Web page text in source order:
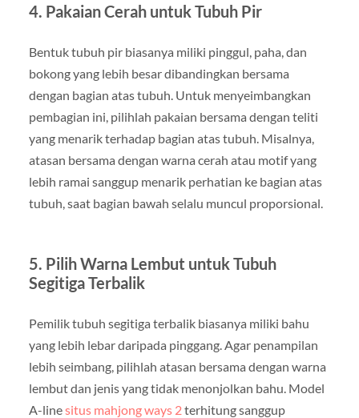
4. Pakaian Cerah untuk Tubuh Pir
Bentuk tubuh pir biasanya miliki pinggul, paha, dan
bokong yang lebih besar dibandingkan bersama
dengan bagian atas tubuh. Untuk menyeimbangkan
pembagian ini, pilihlah pakaian bersama dengan teliti
yang menarik terhadap bagian atas tubuh. Misalnya,
atasan bersama dengan warna cerah atau motif yang
lebih ramai sanggup menarik perhatian ke bagian atas
tubuh, saat bagian bawah selalu muncul proporsional.
5. Pilih Warna Lembut untuk Tubuh
Segitiga Terbalik
Pemilik tubuh segitiga terbalik biasanya miliki bahu
yang lebih lebar daripada pinggang. Agar penampilan
lebih seimbang, pilihlah atasan bersama dengan warna
lembut dan jenis yang tidak menonjolkan bahu. Model
A-linesitus mahjong ways 2terhitung sanggup